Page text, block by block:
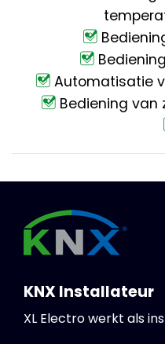
Automatisatie
Bediening van
KNX Installateur
XL Electro werkt als